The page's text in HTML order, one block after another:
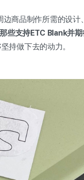
商品制作所需的设
些支持ETC Blank并
持做下去的动力。